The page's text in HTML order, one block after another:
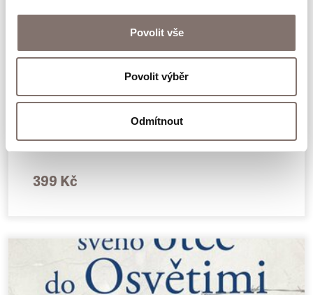
Povolit vše
Povolit výběr
Odmítnout
Dcera Osvětimi
399 Kč